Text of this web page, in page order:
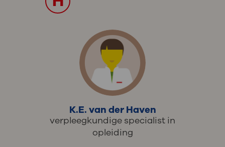
K.E. van der Haven
verpleegkundige specialist in
opleiding